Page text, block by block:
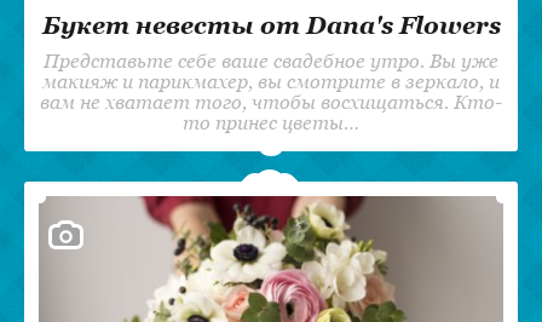
Букет невесты от Dana's Flowers
Представьте себе ваше свадебное утро. Вы уже
макияж и парикмахер, вы смотрите в зеркало, и
вам не хватает того, чтобы восхищаться. Кто-
то принес цветы…